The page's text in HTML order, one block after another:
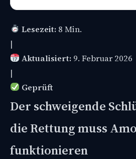
Lesezeit:8 Min.
|
Aktualisiert:9. Februar 2026
|
Geprüft
Der schweigende
die Rettung muss
funktionieren